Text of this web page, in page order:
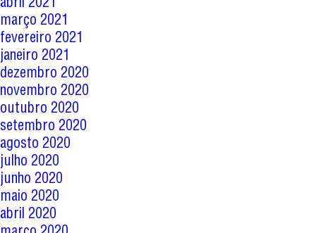
março 2021
fevereiro 2021
janeiro 2021
dezembro 2020
novembro 2020
outubro 2020
setembro 2020
agosto 2020
julho 2020
junho 2020
maio 2020
abril 2020